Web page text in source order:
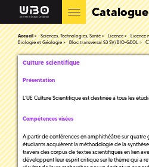
Accueil Sciences, Technologies, Santé Licence Licence
Biologie et Géologie
Bloc transversal S3 SV/BIO-GEOL
Culture scientifique
Présentation
L’UE Culture Scientifique est destinée à tous les
Compétences visées
A partir de conférences en amphithéâtre sur quatre
étudiants acquièrent la méthodologie de la
travers des corpus de textes scientifiques en lien
développent leur esprit critique sur le thème qui a